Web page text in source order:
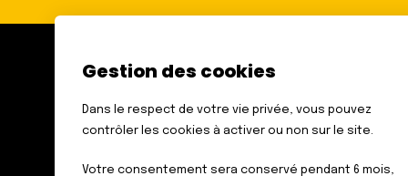
FÉDÉRATION DES AVEUGLES
6 RUE GAGER GABILLOT
75015 PARIS
Gestion des cookies
Dans le respect de votre vie privée, vous pouvez
contrôler les cookies à activer ou non sur le site.
Votre consentement sera conservé pendant 6 mois,